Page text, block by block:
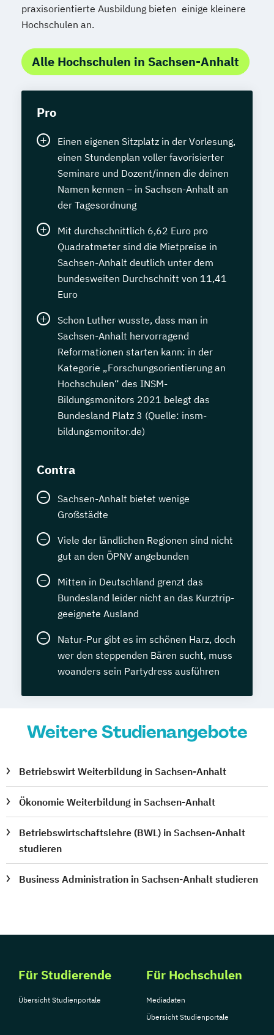
praxisorientierte Ausbildung bieten einige kleinere
Hochschulen an.
Alle Hochschulen in Sachsen-Anhalt
Pro
Einen eigenen Sitzplatz in der Vorlesung,
einen Stundenplan voller favorisierter
Seminare und Dozent/innen die deinen
Namen kennen – in Sachsen-Anhalt an
der Tagesordnung
Mit durchschnittlich 6,62 Euro pro
Quadratmeter sind die Mietpreise in
Sachsen-Anhalt deutlich unter dem
bundesweiten Durchschnitt von 11,41
Euro
Schon Luther wusste, dass man in
Sachsen-Anhalt hervorragend
Reformationen starten kann: in der
Kategorie „Forschungsorientierung an
Hochschulen“ des INSM-
Bildungsmonitors 2021 belegt das
Bundesland Platz 3 (Quelle: insm-
bildungsmonitor.de)
Contra
Sachsen-Anhalt bietet wenige
Großstädte
Viele der ländlichen Regionen sind nicht
gut an den ÖPNV angebunden
Mitten in Deutschland grenzt das
Bundesland leider nicht an das Kurztrip-
geeignete Ausland
Natur-Pur gibt es im schönen Harz, doch
wer den steppenden Bären sucht, muss
woanders sein Partydress ausführen
Weitere Studienangebote
Betriebswirt Weiterbildung in Sachsen-Anhalt
Ökonomie Weiterbildung in Sachsen-Anhalt
Betriebswirtschaftslehre (BWL) in Sachsen-Anhalt
studieren
Business Administration in Sachsen-Anhalt studieren
Für Studierende
Übersicht Studienportale
Für Hochschulen
Mediadaten
Übersicht Studienportale